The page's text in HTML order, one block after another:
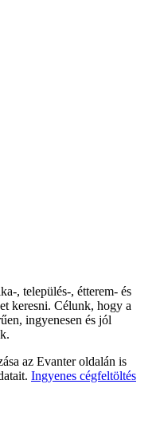
, település-, étterem- és
keresni. Célunk, hogy a
ingyenesen és jól
az Evanter oldalán is
Ingyenes cégfeltöltés